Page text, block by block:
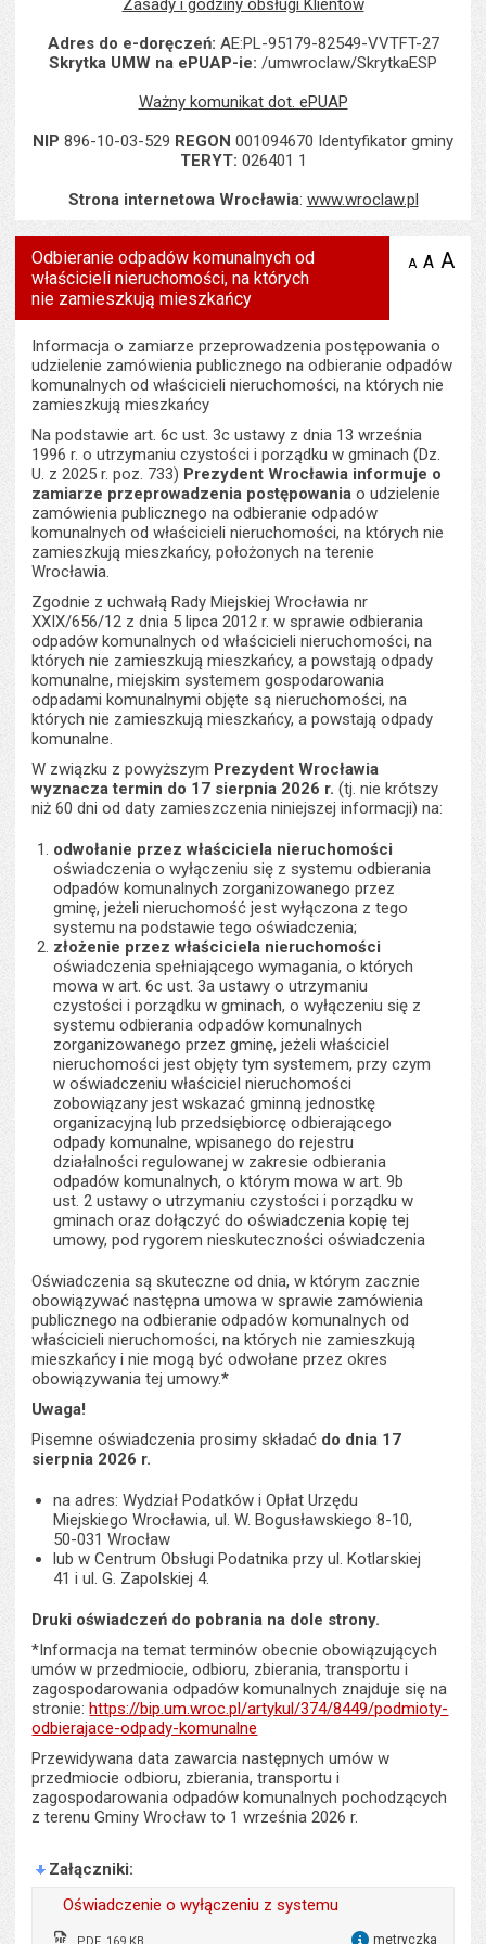
Zasady i godziny obsługi Klientów
Adres do e-doręczeń: AE:PL-95179-82549-VVTFT-27
Skrytka UMW na ePUAP-ie: /umwroclaw/SkrytkaESP
Ważny komunikat dot. ePUAP
NIP 896-10-03-529 REGON 001094670 Identyfikator gminy
TERYT: 026401 1
Strona internetowa Wrocławia: www.wroclaw.pl
Odbieranie odpadów komunalnych od
właścicieli nieruchomości, na których
nie zamieszkują mieszkańcy
A zmniejsz
A A
Informacja o zamiarze przeprowadzenia postępowania o
udzielenie zamówienia publicznego na odbieranie odpadów
komunalnych od właścicieli nieruchomości, na których nie
zamieszkują mieszkańcy
Na podstawie art. 6c ust. 3c ustawy z dnia 13 września
1996 r. o utrzymaniu czystości i porządku w gminach (Dz.
U. z 2025 r. poz. 733) Prezydent Wrocławia informuje o
zamiarze przeprowadzenia postępowania o udzielenie
zamówienia publicznego na odbieranie odpadów
komunalnych od właścicieli nieruchomości, na których nie
zamieszkują mieszkańcy, położonych na terenie
Wrocławia.
Zgodnie z uchwałą Rady Miejskiej Wrocławia nr
XXIX/656/12 z dnia 5 lipca 2012 r. w sprawie odbierania
odpadów komunalnych od właścicieli nieruchomości, na
których nie zamieszkują mieszkańcy, a powstają odpady
komunalne, miejskim systemem gospodarowania
odpadami komunalnymi objęte są nieruchomości, na
których nie zamieszkują mieszkańcy, a powstają odpady
komunalne.
W związku z powyższym Prezydent Wrocławia
wyznacza termin do 17 sierpnia 2026 r. (tj. nie krótszy
niż 60 dni od daty zamieszczenia niniejszej informacji) na:
odwołanie przez właściciela nieruchomości
oświadczenia o wyłączeniu się z systemu odbierania
odpadów komunalnych zorganizowanego przez
gminę, jeżeli nieruchomość jest wyłączona z tego
systemu na podstawie tego oświadczenia;
złożenie przez właściciela nieruchomości
oświadczenia spełniającego wymagania, o których
mowa w art. 6c ust. 3a ustawy o utrzymaniu
czystości i porządku w gminach, o wyłączeniu się z
systemu odbierania odpadów komunalnych
zorganizowanego przez gminę, jeżeli właściciel
nieruchomości jest objęty tym systemem, przy czym
w oświadczeniu właściciel nieruchomości
zobowiązany jest wskazać gminną jednostkę
organizacyjną lub przedsiębiorcę odbierającego
odpady komunalne, wpisanego do rejestru
działalności regulowanej w zakresie odbierania
odpadów komunalnych, o którym mowa w art. 9b
ust. 2 ustawy o utrzymaniu czystości i porządku w
gminach oraz dołączyć do oświadczenia kopię tej
umowy, pod rygorem nieskuteczności oświadczenia
Oświadczenia są skuteczne od dnia, w którym zacznie
obowiązywać następna umowa w sprawie zamówienia
publicznego na odbieranie odpadów komunalnych od
właścicieli nieruchomości, na których nie zamieszkują
mieszkańcy i nie mogą być odwołane przez okres
obowiązywania tej umowy.*
Uwaga!
Pisemne oświadczenia prosimy składać do dnia 17
sierpnia 2026 r.
na adres: Wydział Podatków i Opłat Urzędu
Miejskiego Wrocławia, ul. W. Bogusławskiego 8-10,
50-031 Wrocław
lub w Centrum Obsługi Podatnika przy ul. Kotlarskiej
41 i ul. G. Zapolskiej 4.
Druki oświadczeń do pobrania na dole strony.
*Informacja na temat terminów obecnie obowiązujących
umów w przedmiocie, odbioru, zbierania, transportu i
zagospodarowania odpadów komunalnych znajduje się na
stronie:https://bip.um.wroc.pl/artykul/374/8449/podmioty-
odbierajace-odpady-komunalne
Przewidywana data zawarcia następnych umów w
przedmiocie odbioru, zbierania, transportu i
zagospodarowania odpadów komunalnych pochodzących
z terenu Gminy Wrocław to 1 września 2026 r.
Załączniki
Oświadczenie o wyłączeniu z systemu
metryczka